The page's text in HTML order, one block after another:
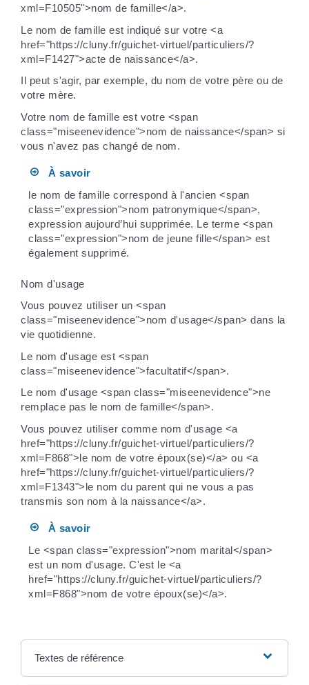
xml=F10505">nom de famille</a>.
Le nom de famille est indiqué sur votre <a
href="https://cluny.fr/guichet-virtuel/particuliers/?
xml=F1427">acte de naissance</a>.
Il peut s'agir, par exemple, du nom de votre père ou de
votre mère.
Votre nom de famille est votre <span
class="miseenevidence">nom de naissance</span> si
vous n'avez pas changé de nom.
À savoir
le nom de famille correspond à l'ancien <span
class="expression">nom patronymique</span>,
expression aujourd’hui supprimée. Le terme <span
class="expression">nom de jeune fille</span> est
également supprimé.
Nom d'usage
Vous pouvez utiliser un <span
class="miseenevidence">nom d'usage</span> dans la
vie quotidienne.
Le nom d'usage est <span
class="miseenevidence">facultatif</span>.
Le nom d'usage <span class="miseenevidence">ne
remplace pas le nom de famille</span>.
Vous pouvez utiliser comme nom d'usage <a
href="https://cluny.fr/guichet-virtuel/particuliers/?
xml=F868">le nom de votre époux(se)</a> ou <a
href="https://cluny.fr/guichet-virtuel/particuliers/?
xml=F1343">le nom du parent qui ne vous a pas
transmis son nom à la naissance</a>.
À savoir
Le <span class="expression">nom marital</span>
est un nom d'usage. C'est le <a
href="https://cluny.fr/guichet-virtuel/particuliers/?
xml=F868">nom de votre époux(se)</a>.
Textes de référence